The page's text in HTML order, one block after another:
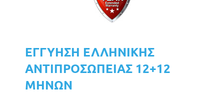
ΕΓΓΥΗΣΗ ΕΛΛΗΝΙΚΗΣ
ΑΝΤΙΠΡΟΣΩΠΕΙΑΣ 12+12
ΜΗΝΩΝ